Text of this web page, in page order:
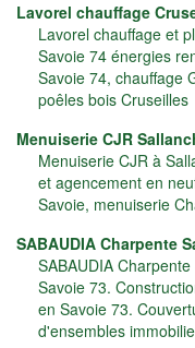
Lavorel chauffage
Lavorel chauffage et
Savoie 74 énergies
Savoie 74, chauffage
poêles bois Cruseilles
Menuiserie CJR
Menuiserie CJR à
et agencement en
Savoie, menuiserie
SABAUDIA Charpente
SABAUDIA
Savoie 73.
en Savoie 73.
d'ensembles